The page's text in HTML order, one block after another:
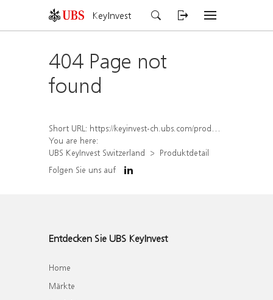
KeyInvest
404 Page not
found
Short URL: https://keyinvest-ch.ubs.com/produkt/detail/index/isin/CH1569453751
You are here:
UBS KeyInvest Switzerland
Produktdetail
Folgen Sie uns auf
Entdecken Sie UBS KeyInvest
Home
Märkte